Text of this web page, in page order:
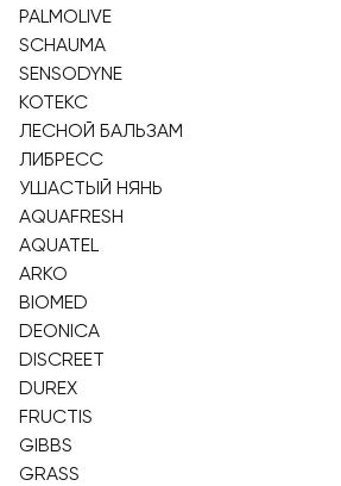
PALMOLIVE
SCHAUMA
SENSODYNE
КОТЕКС
ЛЕСНОЙ БАЛЬЗАМ
ЛИБРЕСС
УШАСТЫЙ НЯНЬ
AQUAFRESH
AQUATEL
ARKO
BIOMED
DEONICA
DISCREET
DUREX
FRUCTIS
GIBBS
GRASS